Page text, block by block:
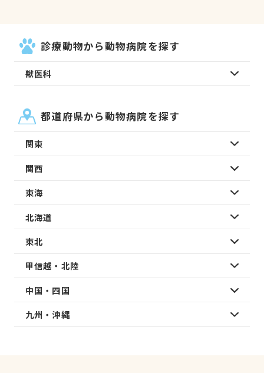
診療動物から動物病院を探す
獣医科
都道府県から動物病院を探す
関東
関西
東海
北海道
東北
甲信越・北陸
中国・四国
九州・沖縄